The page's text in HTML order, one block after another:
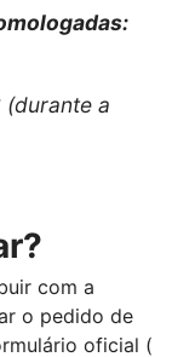
a
com a
o pedido de
oficial (